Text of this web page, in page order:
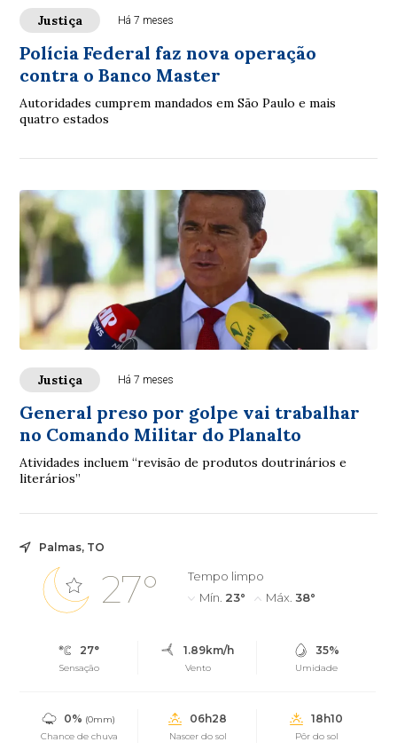
Justiça Há 7 meses
Polícia Federal faz nova operação
contra o Banco Master
Autoridades cumprem mandados em São Paulo e mais
quatro estados
Justiça Há 7 meses
General preso por golpe vai trabalhar
no Comando Militar do Planalto
Atividades incluem “revisão de produtos doutrinários e
literários”
Palmas, TO
27°
Tempo limpo
Mín. 23° Máx. 38°
27°
Sensação
1.89km/h
Vento
35%
Umidade
0% (0mm)
Chance de chuva
06h28
Nascer do sol
18h10
Pôr do sol